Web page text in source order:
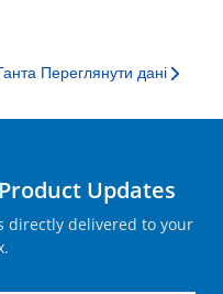
Переглянути дані
Updates
directly delivered to your